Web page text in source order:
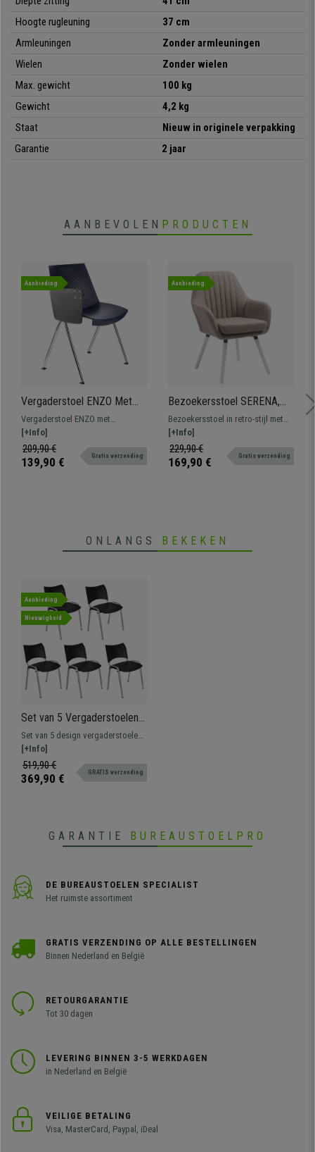
Stapelbaar model
• Gemak voor een onverslaanbare prijs
•Ideaal voor conferentieruimtes
Bijzonder sterk: stalen frame met 4 grijze poten
• Ergonomisch en zeer comfortabel
Hoogte rugleuning
37 cm
Armleuningen
Zonder armleuningen
Wielen
Zonder wielen
Max. gewicht
100 kg
Gewicht
4,2 kg
Staat
Nieuw in originele verpakking
Garantie
2 jaar
AANBEVOLEN PRODUCTEN
Aanbieding
Vergaderstoel ENZO Met
Klaptafeltje, Comfortabel,
Stapelbaar, kleur Blauw
Vergaderstoel ENZO met
schrijftafeltje en prachtig avant-
garde design. Perfect voor
wachtkamers of vergaderruimtes.
[+Info]
209,90 €
139,90 € Gratis verzending
Aanbieding
Bezoekersstoel SERENA,
met Witte Poten,
Lichtbruine Stof
Bezoekersstoel in retro-stijl met
dikke vulling en gemaakt van
hoogwaardige materialen.
[+Info]
229,90 €
169,90 € Gratis verzending
ONLANGS BEKEKEN
Aanbieding
Nieuwigheid
Set van 5 Vergaderstoelen
ELVA, Stapelbaar en
Praktisch, Hoge Kwaliteit,
Kleur Zwart en Grijze Poten
Set van 5 design vergaderstoelen
ELVA. Het perfecte model voor wie
op zoek is naar stevigheid,
comfort en gebruiksgemak. Ideaal
[+Info]
519,90 €
369,90 € GRATIS verzending
GARANTIE BUREAUSTOELPRO
DE BUREAUSTOELEN SPECIALIST
Het ruimste assortiment
GRATIS VERZENDING OP ALLE BESTELLINGEN
Binnen Nederland en België
RETOURGARANTIE
Tot 30 dagen
LEVERING BINNEN 3-5 WERKDAGEN
in Nederland en België
VEILIGE BETALING
Visa, MasterCard, Paypal, iDeal